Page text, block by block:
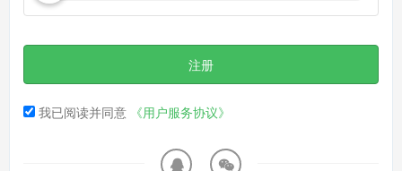
注册
我已阅读并同意 《用户服务协议》